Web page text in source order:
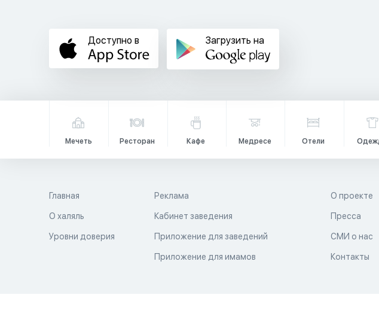
Доступно в Загрузить на
Мечеть Ресторан Кафе Медресе Отели
Главная
О халяль
Уровни доверия
Реклама
Кабинет заведения
Приложение для заведений
Приложение для имамов
О проекте
Пресса
СМИ о нас
Контакты